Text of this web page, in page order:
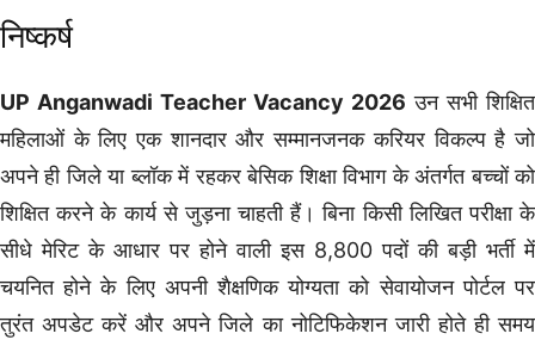
निष्कर्ष
UP Anganwadi Teacher Vacancy 2026 उन सभी शिक्षित
महिलाओं के लिए एक शानदार और सम्मानजनक करियर विकल्प है जो
अपने ही जिले या ब्लॉक में रहकर बेसिक शिक्षा विभाग के अंतर्गत बच्चों को
शिक्षित करने के कार्य से जुड़ना चाहती हैं। बिना किसी लिखित परीक्षा के
सीधे मेरिट के आधार पर होने वाली इस 8,800 पदों की बड़ी भर्ती में
चयनित होने के लिए अपनी शैक्षणिक योग्यता को सेवायोजन पोर्टल पर
तुरंत अपडेट करें और अपने जिले का नोटिफिकेशन जारी होते ही समय